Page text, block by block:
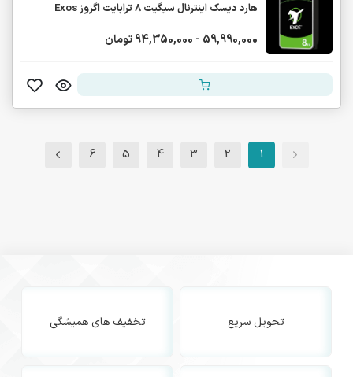
هارد دیسک اینترنال سیگیت 8 ترابایت اگزوز Exos
59,990,000 - 94,350,000 تومان
1
2
3
4
5
6
تحویل سریع تخفیف های همیشگی